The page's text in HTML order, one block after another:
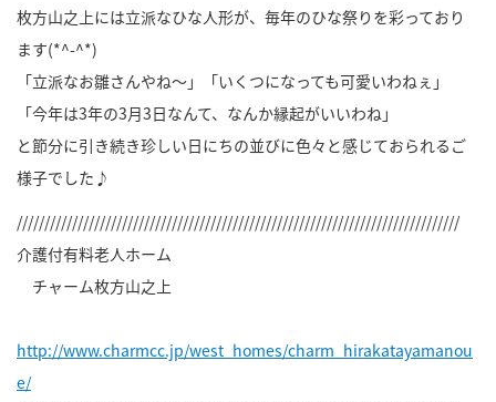
枚方山之上には立派なひな人形が、毎年のひな祭りを彩っており
ます(*^-^*)
「立派なお雛さんやね～」「いくつになっても可愛いわねぇ」
「今年は3年の3月3日なんて、なんか縁起がいいわね」
と節分に引き続き珍しい日にちの並びに色々と感じておられるご
様子でした♪
////////////////////////////////////////////////////////////////////////////////
介護付有料老人ホーム
チャーム枚方山之上
http://www.charmcc.jp/west_homes/charm_hirakatayamanou
e/